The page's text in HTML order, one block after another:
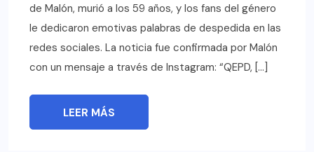
de Malón, murió a los 59 años, y los fans del género
le dedicaron emotivas palabras de despedida en las
redes sociales. La noticia fue confirmada por Malón
con un mensaje a través de Instagram: “QEPD, […]
LEER MÁS